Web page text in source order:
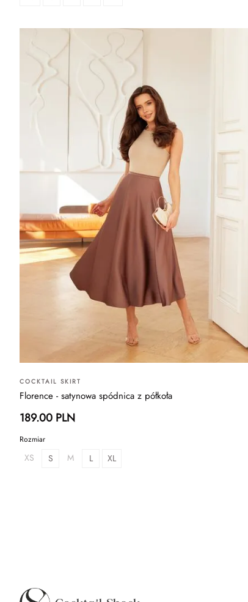
COCKTAIL SKIRT
Florence - satynowa spódnica z półkoła
189.00 PLN
Rozmiar
XS S M L XL